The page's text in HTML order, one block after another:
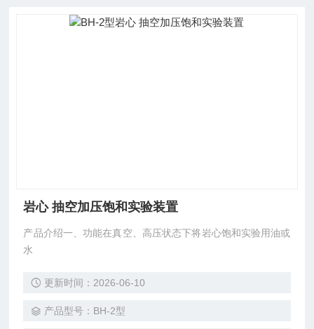
岩心 抽空加压饱和实验装置
产品介绍一、功能在真空、高压状态下将岩心饱和实验用油或
水
更新时间：2026-06-10
产品型号：BH-2型